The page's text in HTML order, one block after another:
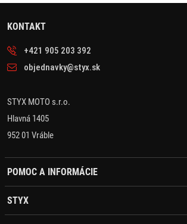
KONTAKT
+421 905 203 392
objednavky@styx.sk
STYX MOTO s.r.o.
Hlavná 1405
952 01 Vráble
POMOC A INFORMÁCIE
STYX